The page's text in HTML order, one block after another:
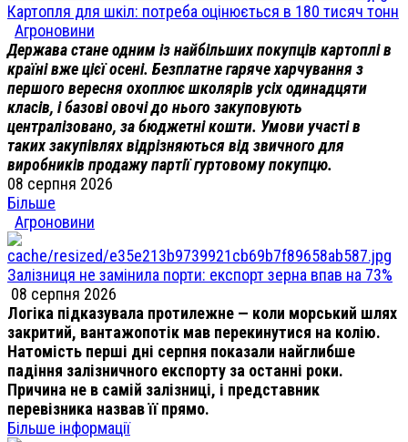
Картопля для шкіл: потреба оцінюється в 180 тисяч тонн
Агроновини
Держава стане одним із найбільших покупців картоплі в
країні вже цієї осені. Безплатне гаряче харчування з
першого вересня охоплює школярів усіх одинадцяти
класів, і базові овочі до нього закуповують
централізовано, за бюджетні кошти. Умови участі в
таких закупівлях відрізняються від звичного для
виробників продажу партії гуртовому покупцю.
08 серпня 2026
Більше
Агроновини
Залізниця не замінила порти: експорт зерна впав на 73%
08 серпня 2026
Логіка підказувала протилежне — коли морський шлях
закритий, вантажопотік мав перекинутися на колію.
Натомість перші дні серпня показали найглибше
падіння залізничного експорту за останні роки.
Причина не в самій залізниці, і представник
перевізника назвав її прямо.
Більше інформації